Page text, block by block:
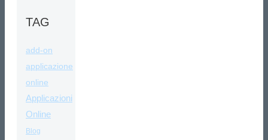
TAG
add-on
applicazione
online
Applicazioni
Online
Blog